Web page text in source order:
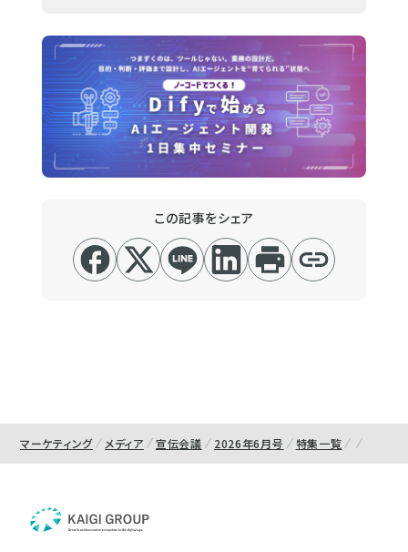
この記事をシェア
マーケティング メディア 宣伝会議 2026年6月号 特集一覧